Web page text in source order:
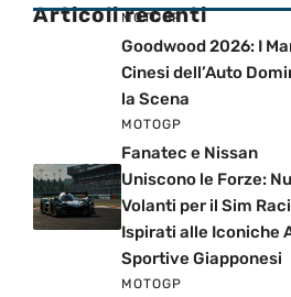
Articoli recenti
MOTOGP
Goodwood 2026: I
Cinesi dell’Auto
la Scena
MOTOGP
Fanatec e Nissan
Uniscono le Forze:
Volanti per il Sim
Ispirati alle Iconiche
Sportive Giapponesi
MOTOGP